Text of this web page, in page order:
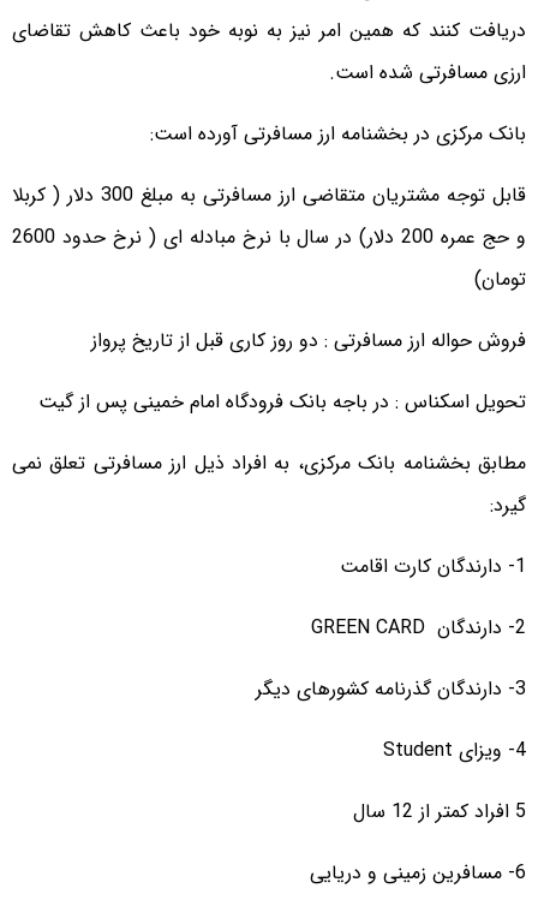
دریافت کنند که همین امر نیز به نوبه خود باعث کاهش تقاضای
ارزی مسافرتی شده است.
بانک مرکزی در بخشنامه ارز مسافرتی آورده است:
قابل توجه مشتریان متقاضی ارز مسافرتی به مبلغ 300 دلار ( کربلا
و حج عمره 200 دلار) در سال با نرخ مبادله ای ( نرخ حدود 2600
تومان)
فروش حواله ارز مسافرتی : دو روز کاری قبل از تاریخ پرواز
تحویل اسکناس : در باجه بانک فرودگاه امام خمینی پس از گیت
مطابق بخشنامه بانک مرکزی، به افراد ذیل ارز مسافرتی تعلق نمی
گیرد:
1- دارندگان کارت اقامت
2- دارندگان GREEN CARD
3- دارندگان گذرنامه کشورهای دیگر
4- ویزای Student
5 افراد کمتر از 12 سال
6- مسافرین زمینی و دریایی